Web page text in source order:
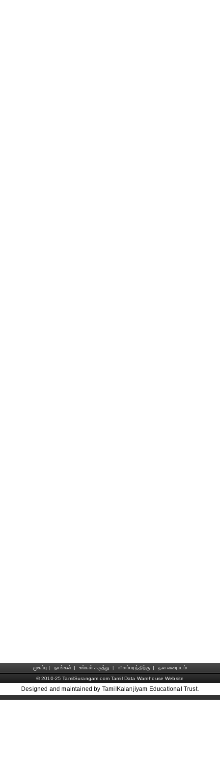
முகப்பு | நாங்கள் | உங்கள் கருத்து | விளம்பரத்திற்கு |
தள வரைபடம்
© 2010-25 TamilSurangam.com Tamil Data Warehouse Website
Designed and maintained by TamilKalanjiyam Educational Trust.